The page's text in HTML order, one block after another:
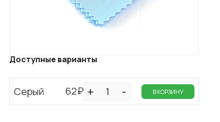
Доступные варианты
Серый 62₽ В КОРЗИНУ